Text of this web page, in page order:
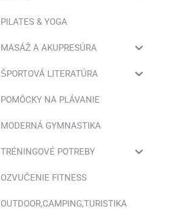
PILATES & YOGA
MASÁŽ A AKUPRESÚRA
ŠPORTOVÁ LITERATÚRA
POMÔCKY NA PLÁVANIE
MODERNÁ GYMNASTIKA
TRÉNINGOVÉ POTREBY
OZVUČENIE FITNESS
OUTDOOR,CAMPING,TURISTIKA